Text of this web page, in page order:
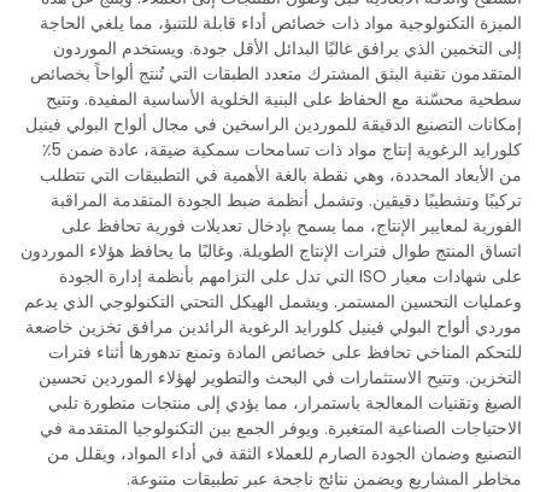
الميزة التكنولوجية مواد ذات خصائص أداء قابلة للتنبؤ، مما يلغي الحاجة
إلى التخمين الذي يرافق غالبًا البدائل الأقل جودة. ويستخدم الموردون
المتقدمون تقنية البثق المشترك متعدد الطبقات التي تُنتج ألواحاً بخصائص
سطحية محسّنة مع الحفاظ على البنية الخلوية الأساسية المفيدة. وتتيح
إمكانات التصنيع الدقيقة للموردين الراسخين في مجال ألواح البولي فينيل
كلورايد الرغوية إنتاج مواد ذات تسامحات سمكية ضيقة، عادة ضمن 5٪
من الأبعاد المحددة، وهي نقطة بالغة الأهمية في التطبيقات التي تتطلب
تركيبًا وتشطيبًا دقيقين. وتشمل أنظمة ضبط الجودة المتقدمة المراقبة
الفورية لمعايير الإنتاج، مما يسمح بإدخال تعديلات فورية تحافظ على
اتساق المنتج طوال فترات الإنتاج الطويلة. وغالبًا ما يحافظ هؤلاء الموردون
على شهادات معيار ISO التي تدل على التزامهم بأنظمة إدارة الجودة
وعمليات التحسين المستمر. ويشمل الهيكل التحتي التكنولوجي الذي يدعم
موردي ألواح البولي فينيل كلورايد الرغوية الرائدين مرافق تخزين خاضعة
للتحكم المناخي تحافظ على خصائص المادة وتمنع تدهورها أثناء فترات
التخزين. وتتيح الاستثمارات في البحث والتطوير لهؤلاء الموردين تحسين
الصيغ وتقنيات المعالجة باستمرار، مما يؤدي إلى منتجات متطورة تلبي
الاحتياجات الصناعية المتغيرة. ويوفر الجمع بين التكنولوجيا المتقدمة في
التصنيع وضمان الجودة الصارم للعملاء الثقة في أداء المواد، ويقلل من
مخاطر المشاريع ويضمن نتائج ناجحة عبر تطبيقات متنوعة.